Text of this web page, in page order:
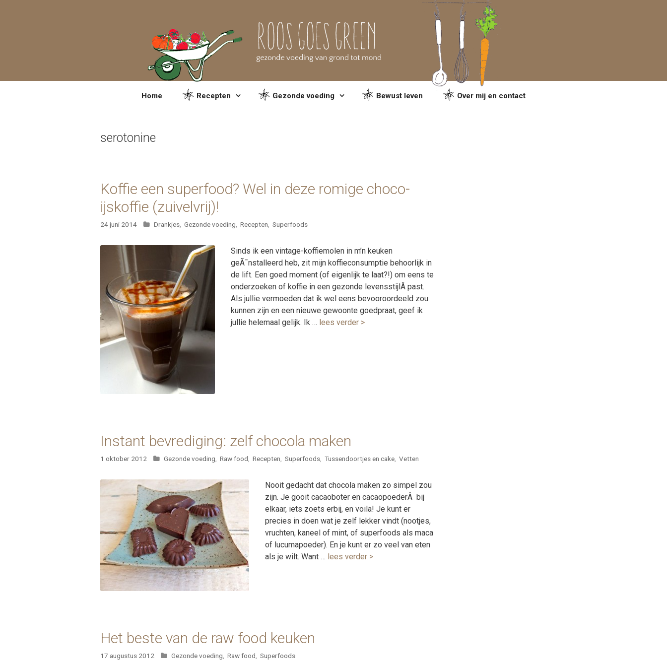
Home Recepten Gezonde voeding Bewust leven Over mij en contact
serotonine
Koffie een superfood? Wel in deze romige choco-
ijskoffie (zuivelvrij)!
24 juni 2014 Categorieën
Drankjes, Gezonde voeding, Recepten, Superfoods
Sinds ik een vintage-koffiemolen in m’n keuken
geÃ¯nstalleerd heb, zit mijn koffieconsumptie behoorlijk in
de lift. Een goed moment (of eigenlijk te laat?!) om eens te
onderzoeken of koffie in een gezonde levensstijlÂ past.
Als jullie vermoeden dat ik wel eens bevooroordeeld zou
kunnen zijn en een nieuwe gewoonte goedpraat, geef ik
jullie helemaal gelijk. Ik … lees verder >
Instant bevrediging: zelf chocola maken
1 oktober 2012 Categorieën
Gezonde voeding Raw food Recepten Superfoods Tussendoortjes en cake Vetten
Nooit gedacht dat chocola maken zo simpel zou
zijn. Je gooit cacaoboter en cacaopoederÂ bij
elkaar, iets zoets erbij, en voila! Je kunt er
precies in doen wat je zelf lekker vindt (nootjes,
vruchten, kaneel of mint, of superfoods als maca
of lucumapoeder). En je kunt er zo veel van eten
als je wilt. Want … lees verder >
Het beste van de raw food keuken
17 augustus 2012 Categorieën
Gezonde voeding Raw food Superfoods